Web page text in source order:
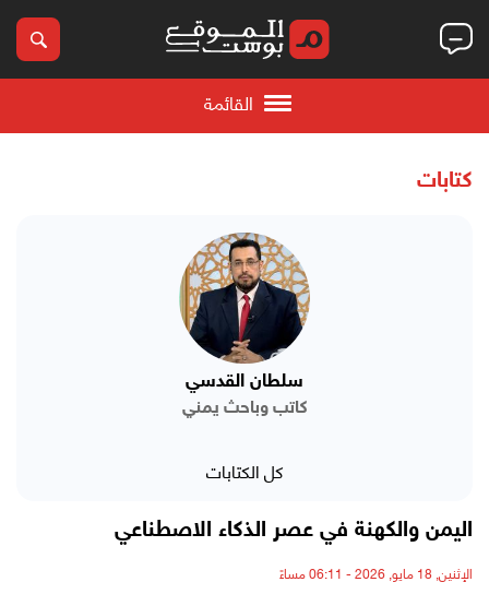
القائمة
كتابات
سلطان القدسي
كاتب وباحث يمني
كل الكتابات
اليمن والكهنة في عصر الذكاء الاصطناعي
الإثنين, 18 مايو, 2026 - 06:11 مساءً